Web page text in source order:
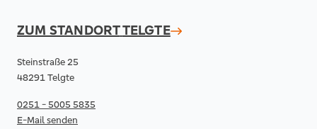
ZUM STANDORTTELGTE
Steinstraße 25
48291 Telgte
0251 - 5005 5835
E-Mail senden